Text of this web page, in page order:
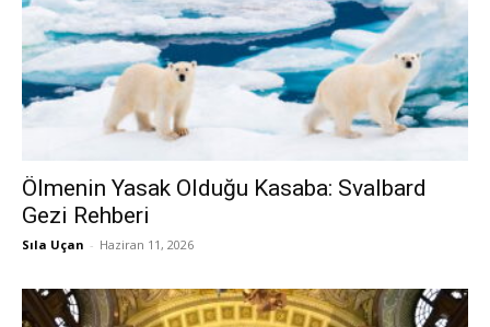
Ölmenin Yasak Olduğu Kasaba: Svalbard
Gezi Rehberi
Sıla Uçan - Haziran 11, 2026